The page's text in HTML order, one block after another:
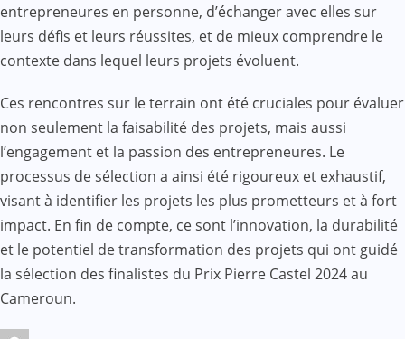
entrepreneures en personne, d’échanger avec elles sur
leurs défis et leurs réussites, et de mieux comprendre le
contexte dans lequel leurs projets évoluent.
Ces rencontres sur le terrain ont été cruciales pour évaluer
non seulement la faisabilité des projets, mais aussi
l’engagement et la passion des entrepreneures. Le
processus de sélection a ainsi été rigoureux et exhaustif,
visant à identifier les projets les plus prometteurs et à fort
impact. En fin de compte, ce sont l’innovation, la durabilité
et le potentiel de transformation des projets qui ont guidé
la sélection des finalistes du Prix Pierre Castel 2024 au
Cameroun.